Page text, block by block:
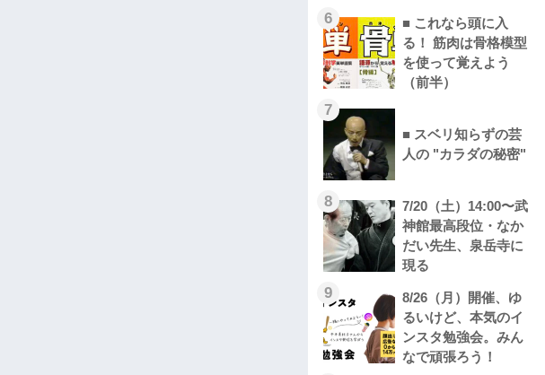
6
■ これなら頭に入
る！ 筋肉は骨格模型
を使って覚えよう
（前半）
7
■ スベリ知らずの芸
人の "カラダの秘密"
8
7/20（土）14:00〜武
神館最高段位・なか
だい先生、泉岳寺に
現る
9
8/26（月）開催、ゆ
るいけど、本気のイ
ンスタ勉強会。みん
なで頑張ろう！